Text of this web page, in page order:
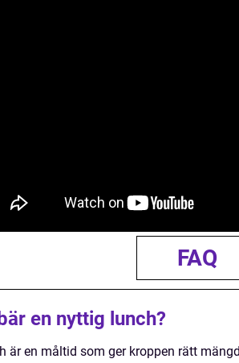
FAQ
en nyttig lunch?
är en måltid som ger kroppen rätt